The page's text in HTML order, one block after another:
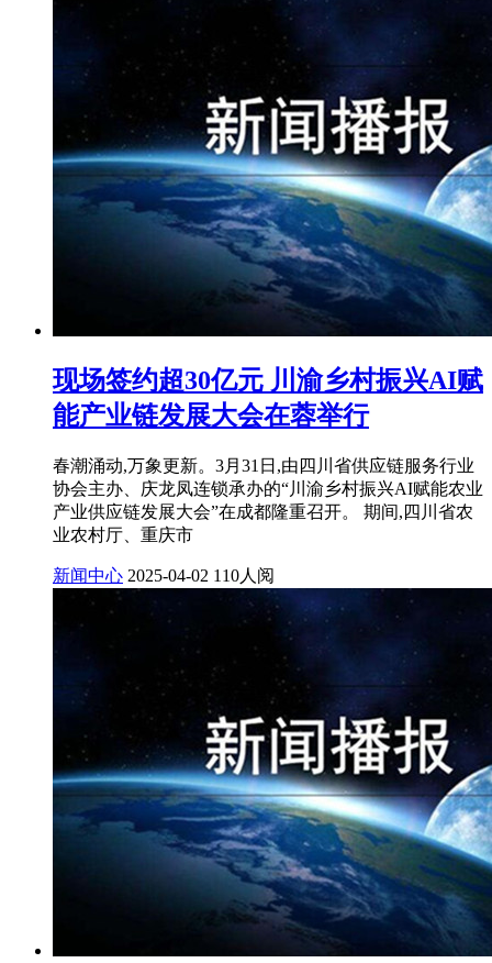
现场签约超30亿元 川渝乡村振兴AI赋
能产业链发展大会在蓉举行
春潮涌动,万象更新。3月31日,由四川省供应链服务行业
协会主办、庆龙凤连锁承办的“川渝乡村振兴AI赋能农业
产业供应链发展大会”在成都隆重召开。 期间,四川省农
业农村厅、重庆市
新闻中心 2025-04-02 110人阅